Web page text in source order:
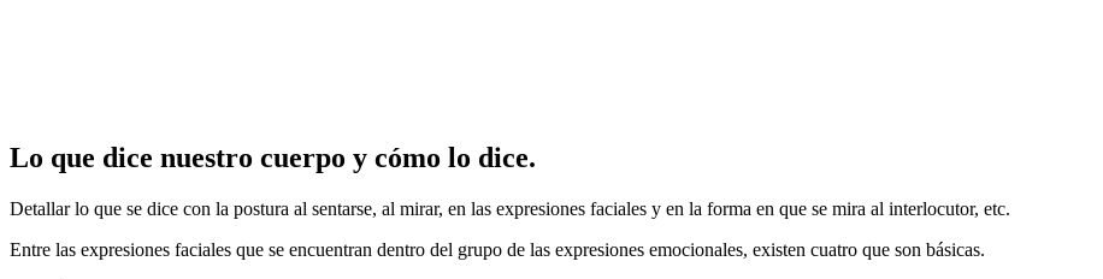
Lo que dice nuestro cuerpo y cómo lo dice.
Detallar lo que se dice con la postura al sentarse, al mirar, en las expresiones faciales y en la forma en que se mira al interlocutor, etc.
Entre las expresiones faciales que se encuentran dentro del grupo de las expresiones emocionales, existen cuatro que son básicas.